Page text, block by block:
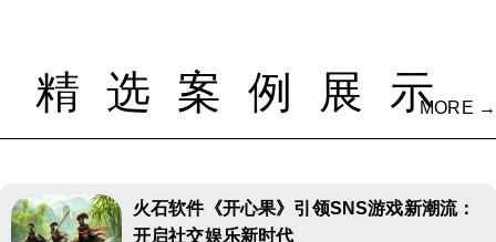
精选案例展示MORE →
火石软件《开心果》引领SNS游戏新潮流：
开启社交娱乐新时代